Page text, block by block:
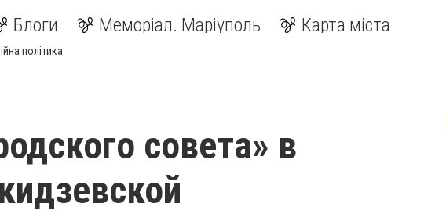
Блоги Меморіал. Маріуполь Карта міста
політика
совета» в